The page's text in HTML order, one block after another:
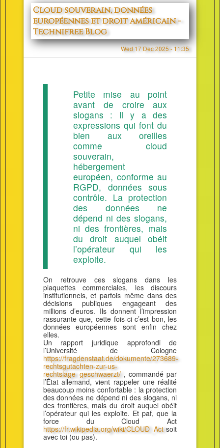
Cloud souverain, données
européennes et droit américain -
Technifree Blog
Wed 17 Dec 2025 - 11:35
Petite mise au point
avant de croire aux
slogans : Il y a des
expressions qui font du
bien aux oreilles
comme cloud
souverain,
hébergement
européen, conforme au
RGPD, données sous
contrôle. La protection
des données ne
dépend ni des slogans,
ni des frontières, mais
du droit auquel obéit
l’opérateur qui les
exploite.
On retrouve ces slogans dans les
plaquettes commerciales, les discours
institutionnels, et parfois même dans des
décisions publiques engageant des
millions d’euros. Ils donnent l’impression
rassurante que, cette fois-ci c’est bon, les
données européennes sont enfin chez
elles.
Un rapport juridique approfondi de
l’Université de Cologne
https://fragdenstaat.de/dokumente/273689-
rechtsgutachten-zur-us-
rechtslage_geschwaerzt/, commandé par
l’État allemand, vient rappeler une réalité
beaucoup moins confortable : la protection
des données ne dépend ni des slogans, ni
des frontières, mais du droit auquel obéit
l’opérateur qui les exploite. Et paf, que la
force du Cloud Act
https://fr.wikipedia.org/wiki/CLOUD_Actsoit
avec toi (ou pas).